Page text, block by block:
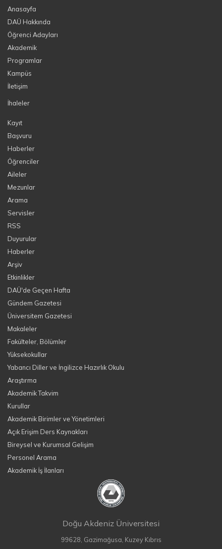
Anasayfa
DAÜ Hakkında
Öğrenci Adayları
Akademik
Programlar
Kampüs
İletişim
İhaleler
Kayıt
Başvuru
Haberler
Öğrenciler
Aileler
Mezunlar
Arama
Servisler
RSS
Duyurular
Haberler
Arşiv
Etkinlikler
DAÜ'de Geçen Hafta
Gündem Gazetesi
Üniversitem Gazetesi
Makaleler
Fakülteler, Bölümler
Yüksekokullar
Yabancı Diller ve İngilizce Hazırlık Okulu
Araştırma
Akademik Takvim
Kurullar
Akademik Birimler ve Yönetimleri
Açık Erişim Ders Kaynakları
Bireysel ve Kurumsal Gelişim
Personel Arama
Akademik İş İlanları
Doğu Akdeniz Üniversitesi
99628, Gazimağusa, Kuzey Kıbrıs